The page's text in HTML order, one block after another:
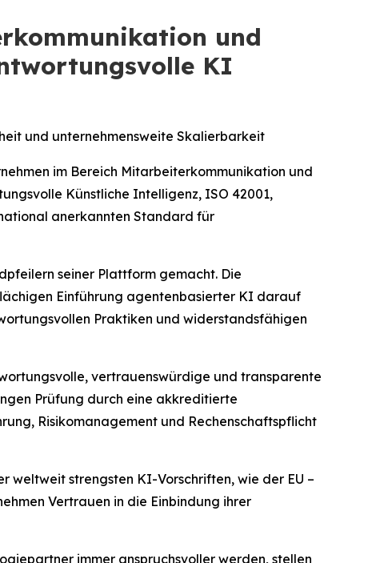
und
KI
und unternehmensweite Skalierbarkeit
im Bereich Mitarbeiterkommunikation und
Künstliche Intelligenz, ISO 42001,
anerkannten Standard für
seiner Plattform gemacht. Die
Einführung agentenbasierter KI darauf
Praktiken und widerstandsfähigen
vertrauenswürdige und transparente
Prüfung durch eine akkreditierte
Risikomanagement und Rechenschaftspflicht
weltweit strengsten KI-Vorschriften, wie der EU –
Vertrauen in die Einbindung ihrer
immer anspruchsvoller werden, stellen